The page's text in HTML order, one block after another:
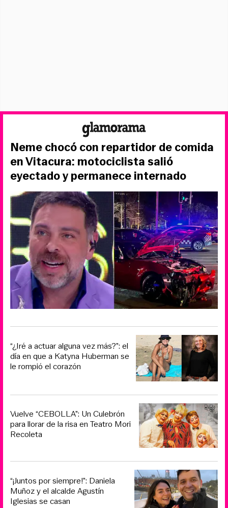
Neme chocó con repartidor de comida
en Vitacura: motociclista salió
eyectado y permanece internado
“¿Iré a actuar alguna vez más?”: el
día en que a Katyna Huberman se
le rompió el corazón
Vuelve “CEBOLLA”: Un Culebrón
para llorar de la risa en Teatro Mori
Recoleta
“¡Juntos por siempre!”: Daniela
Muñoz y el alcalde Agustín
Iglesias se casan